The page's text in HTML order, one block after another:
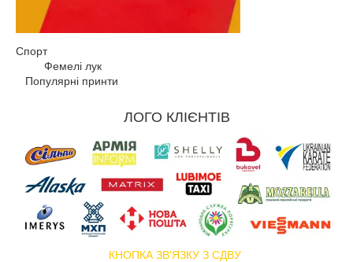
Спорт
Фемелі лук
Популярні принти
ЛОГО КЛІЄНТІВ
КНОПКА ЗВ'ЯЗКУ З СДВУ